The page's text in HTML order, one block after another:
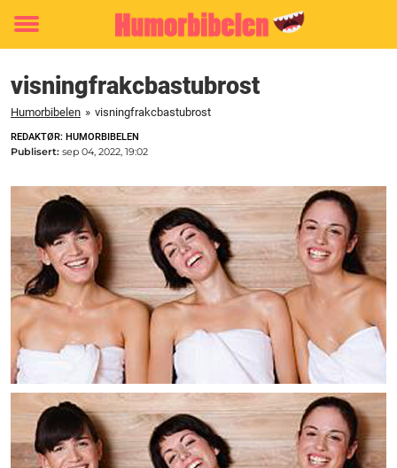
Toggle
visningfrakcbastubrost
Humorbibelen » visningfrakcbastubrost
REDAKTØR: HUMORBIBELEN
Publisert: sep 04, 2022, 19:02